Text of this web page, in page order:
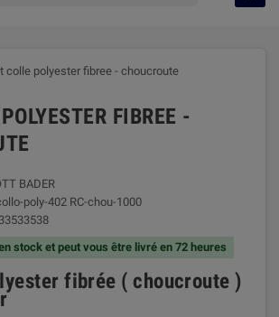
FIBREE -
BADER
poly-402 RC-chou-1000
stock et peut vous être livré en 72 heures
fibrée ( choucroute )